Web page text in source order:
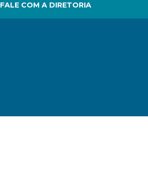
FALE COM A DIRETORIA